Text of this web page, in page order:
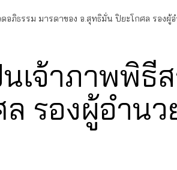
อภิธรรม มารดาของ อ.สุทธิมั่น ปิยะโกศล รอง
เจ้าภาพพิธี
รองผู้อำน